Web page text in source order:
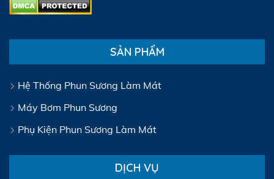
SẢN PHẨM
Hệ Thống Phun Sương Làm Mát
Máy Bơm Phun Sương
Phụ Kiện Phun Sương Làm Mát
DỊCH VỤ